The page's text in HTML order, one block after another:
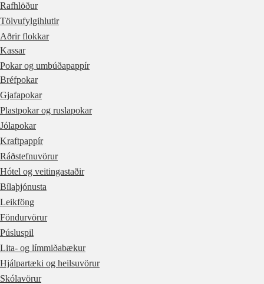
Rafhlöður
Tölvufylgihlutir
Aðrir flokkar
Kassar
Pokar og umbúðapappír
Bréfpokar
Gjafapokar
Plastpokar og ruslapokar
Jólapokar
Kraftpappír
Ráðstefnuvörur
Hótel og veitingastaðir
Bílaþjónusta
Leikföng
Föndurvörur
Púsluspil
Lita- og límmiðabækur
Hjálpartæki og heilsuvörur
Skólavörur